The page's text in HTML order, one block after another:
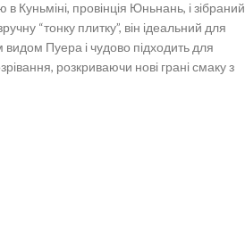
в Куньміні, провінція Юньнань, і зібраний
“тонку плитку”, він ідеальний для
видом Пуера і чудово підходить для
розкриваючи нові грані смаку з
нотами польових квітів, сіна,
ноти квітів, свіжих фруктів,